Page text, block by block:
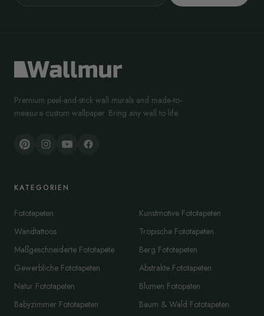
Premium peel-and-stick wall murals and made-to-
measure custom wallpaper. Bring any wall to life.
KATEGORIEN
Fototapeten
Wandtattoos
Maßgeschneiderte Fototapete
Gewerbliche Fototapeten
Natur Fototapeten
Babyzimmer Fototapeten
Kunstmotive Fototapeten
Tropische Fototapeten
Berg Fototapeten
Abstrakte Fototapeten
Blumen Fotopaten
Baum & Wald Fototapeten